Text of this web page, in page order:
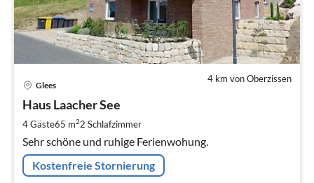
4 km von Oberzissen
Glees
Haus Laacher See
4 Gäste65 m22 Schlafzimmer
Sehr schöne und ruhige Ferienwohung.
Kostenfreie Stornierung